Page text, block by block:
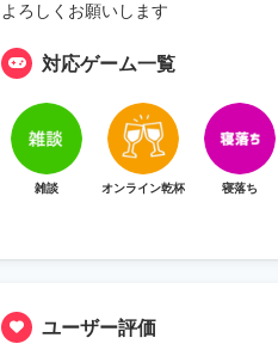
よろしくお願いします
対応ゲーム一覧
雑談 オンライン乾杯 寝落ち
ユーザー評価